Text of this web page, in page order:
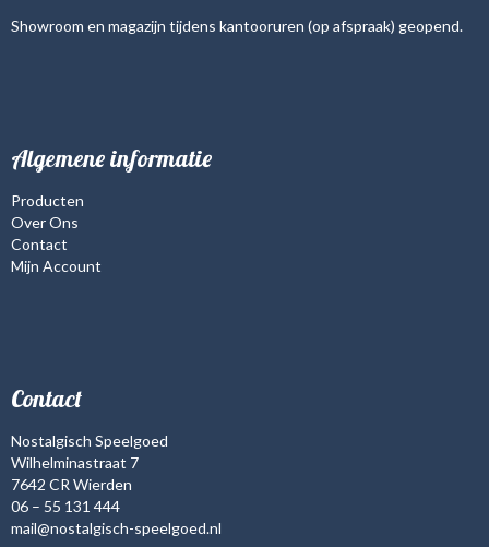
Showroom en magazijn tijdens kantooruren (op afspraak) geopend.
Algemene informatie
Producten
Over Ons
Contact
Mijn Account
Contact
Nostalgisch Speelgoed
Wilhelminastraat 7
7642 CR Wierden
06 – 55 131 444
mail@nostalgisch-speelgoed.nl